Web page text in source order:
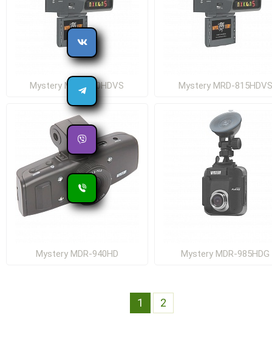
Mystery MRD-830HDVS Mystery MRD-815HDVS
Mystery MDR-940HD Mystery MDR-985HDG
1 2